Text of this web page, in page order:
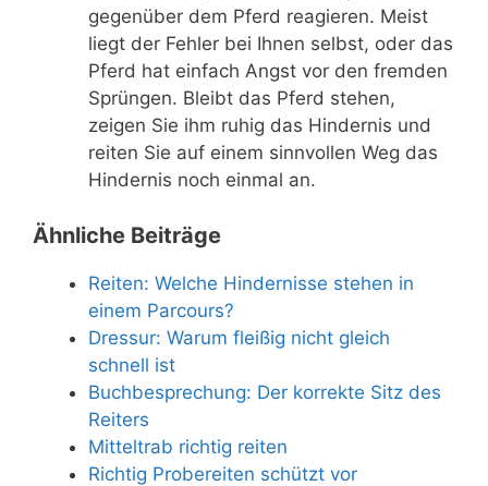
gegenüber dem Pferd reagieren. Meist
liegt der Fehler bei Ihnen selbst, oder das
Pferd hat einfach Angst vor den fremden
Sprüngen. Bleibt das Pferd stehen,
zeigen Sie ihm ruhig das Hindernis und
reiten Sie auf einem sinnvollen Weg das
Hindernis noch einmal an.
Ähnliche Beiträge
Reiten: Welche Hindernisse stehen in
einem Parcours?
Dressur: Warum fleißig nicht gleich
schnell ist
Buchbesprechung: Der korrekte Sitz des
Reiters
Mitteltrab richtig reiten
Richtig Probereiten schützt vor